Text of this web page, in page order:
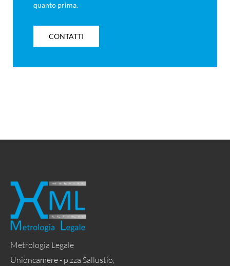
quanto prima.
CONTATTI
Metrologia Legale
Unioncamere - p.zza Sallustio,